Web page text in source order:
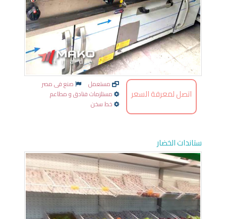
اتصل لمعرفة السعر
مستعمل
صنع فى مصر
مستلزمات فنادق و مطاعم
خط سخن
ستاندات الخضار